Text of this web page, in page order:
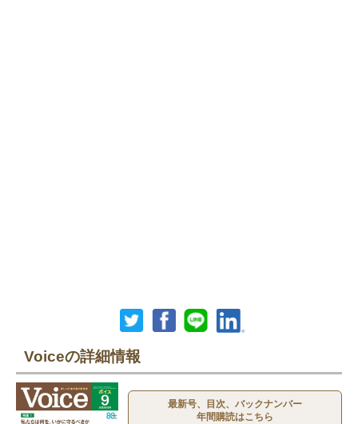
Voiceの詳細情報
最新号、目次、バックナンバー
年間購読はこちら